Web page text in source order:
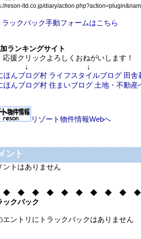
reson-ltd.co.jp/diary/
ラックバック手動フォームはこちら
ランキングサイト
クリックよろしくおねがいします！
↓
リゾート物件情報Webへ
ント
ントはありません
◆ ◆ ◆ ◆ ◆ ◆ ◆ ◆ ◆
ックバック
エントリにトラックバックはありません